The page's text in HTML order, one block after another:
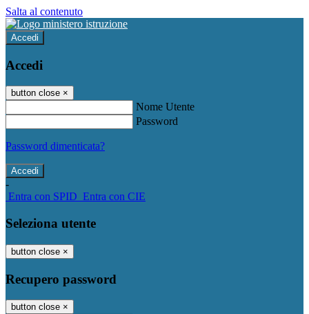
Salta al contenuto
Accedi
Accedi
button close ×
Nome Utente
Password
Password dimenticata?
-
Entra con SPID Entra con CIE
Seleziona utente
button close ×
Recupero password
button close ×